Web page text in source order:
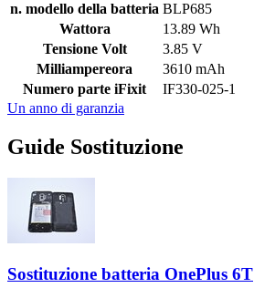
n. modello della batteria BLP685
Wattora
13.89 Wh
Tensione Volt
3.85 V
Milliampereora
3610 mAh
Numero parte iFixit
IF330-025-1
Un anno di garanzia
Guide Sostituzione
Sostituzione batteria OnePlus 6T